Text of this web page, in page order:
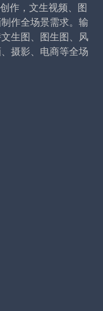
作，文生视频、图
作全场景需求。输
生图、图生图、风
摄影、电商等全场